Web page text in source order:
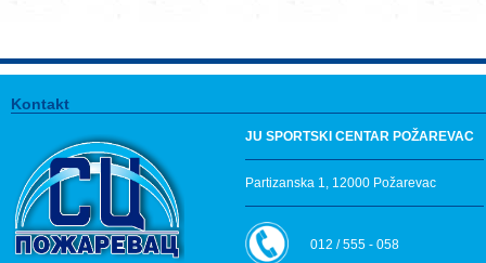
Kontakt
JU SPORTSKI CENTAR POŽAREVAC
Partizanska 1, 12000 Požarevac
012 / 555 - 058